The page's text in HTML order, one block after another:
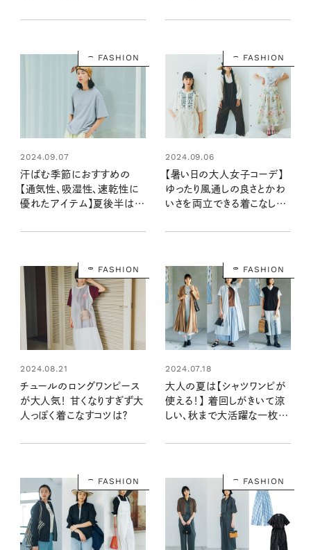
は？
FASHION
2024.09.07
汗ばむ季節におすすめの
【通気性、吸湿性、速乾性に
優れたアイテム】夏後半は、
素材を味方に！
FASHION
2024.09.06
【暑い日の大人女子コーデ】
ゆったり風通しの良さとかわ
いさを両立できる着こなしの
FASHION
2024.08.21
チュールのロングワンピース
が大人気！ 甘くなりすぎず大
人っぽく着こなすコツは？
FASHION
2024.07.18
大人の夏は【シャツワンピが
使える！】 着回しがきいて涼
しい、秋まで大活躍な一枚
FASHION FASHION